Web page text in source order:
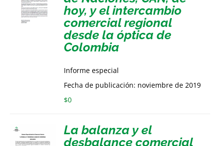
hoy, y el intercambio
comercial regional
desde la óptica de
Colombia
Informe especial
Fecha de publicación: noviembre de 2019
$0
La balanza y el
desbalance comercial